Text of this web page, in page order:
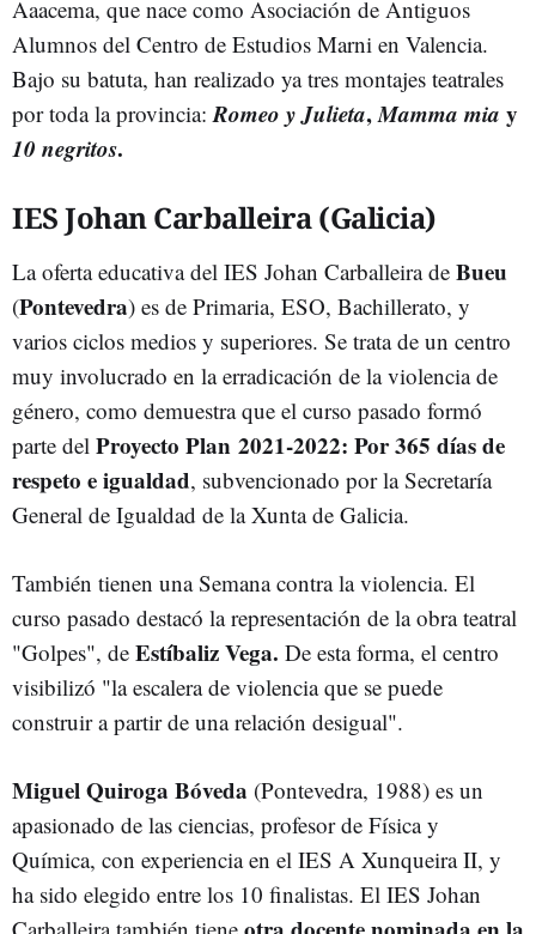
Aaacema, que nace como Asociación de Antiguos
Alumnos del Centro de Estudios Marni en Valencia.
Bajo su batuta, han realizado ya tres montajes teatrales
por toda la provincia: Romeo y Julieta,Mamma mia y
10 negritos.
IES Johan Carballeira (Galicia)
La oferta educativa del IES Johan Carballeira de Bueu
(Pontevedra) es de Primaria, ESO, Bachillerato, y
varios ciclos medios y superiores. Se trata de un centro
muy involucrado en la erradicación de la violencia de
género, como demuestra que el curso pasado formó
parte del Proyecto Plan 2021-2022: Por 365 días de
respeto e igualdad, subvencionado por la Secretaría
General de Igualdad de la Xunta de Galicia.
También tienen una Semana contra la violencia. El
curso pasado destacó la representación de la obra teatral
"Golpes", de Estíbaliz Vega. De esta forma, el centro
visibilizó "la escalera de violencia que se puede
construir a partir de una relación desigual".
Miguel Quiroga Bóveda (Pontevedra, 1988) es un
apasionado de las ciencias, profesor de Física y
Química, con experiencia en el IES A Xunqueira II, y
ha sido elegido entre los 10 finalistas. El IES Johan